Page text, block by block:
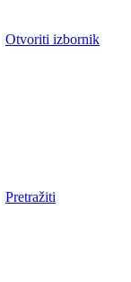
Otvoriti izbornik
Pretražiti